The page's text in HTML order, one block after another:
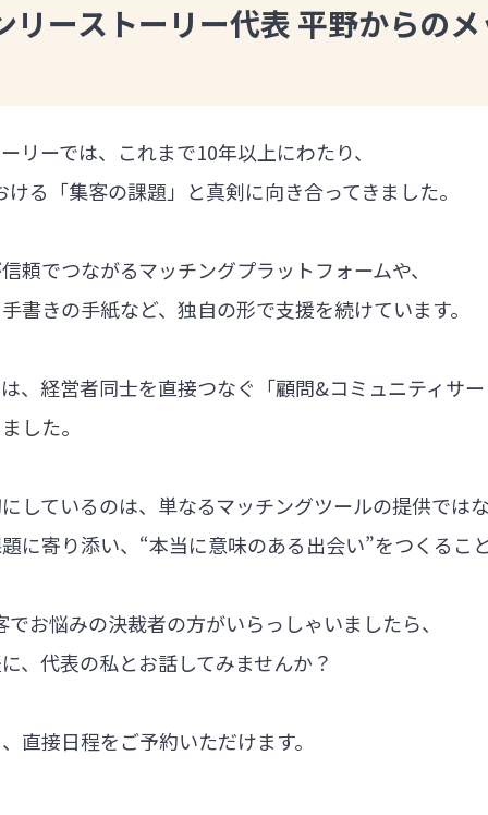
リーストーリー代表 平野からの
リーでは、これまで10年以上にわたり、
る「集客の課題」と真剣に向き合ってきました。
頼でつながるマッチングプラットフォームや、
書きの手紙など、独自の形で支援を続けています。
、経営者同士を直接つなぐ「顧問&コミュニティサ
した。
しているのは、単なるマッチングツールの提供では
に寄り添い、“本当に意味のある出会い”をつくるこ
お悩みの決裁者の方がいらっしゃいましたら、
、代表の私とお話してみませんか？
直接日程をご予約いただけます。